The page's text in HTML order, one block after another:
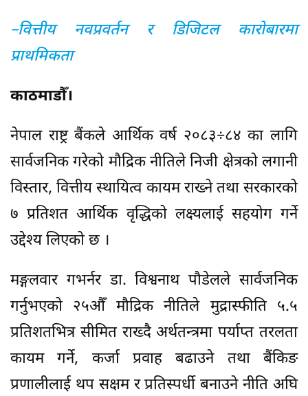
–वित्तीय नवप्रवर्तन र डिजिटल कारोबारमा
प्राथमिकता
काठमाडौँ।
नेपाल राष्ट्र बैंकले आर्थिक वर्ष २०८३÷८४ का लागि
सार्वजनिक गरेको मौद्रिक नीतिले निजी क्षेत्रको लगानी
विस्तार, वित्तीय स्थायित्व कायम राख्ने तथा सरकारको
७ प्रतिशत आर्थिक वृद्धिको लक्ष्यलाई सहयोग गर्ने
उद्देश्य लिएको छ ।
मङ्गलवार गभर्नर डा. विश्वनाथ पौडेलले सार्वजनिक
गर्नुभएको २५औँ मौद्रिक नीतिले मुद्रास्फीति ५.५
प्रतिशतभित्र सीमित राख्दै अर्थतन्त्रमा पर्याप्त तरलता
कायम गर्ने, कर्जा प्रवाह बढाउने तथा बैंकिङ
प्रणालीलाई थप सक्षम र प्रतिस्पर्धी बनाउने नीति अघि